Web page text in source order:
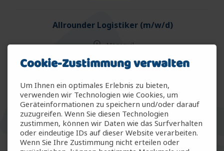
Allrounder Logistiker (m/w/d)
Mägenwil
Temp & Fest
Allrounder Gartenbau (m/w/d)
Arbon
Temp & Fest
Cookie-Zustimmung verwalten
Um Ihnen ein optimales Erlebnis zu bieten,
verwenden wir Technologien wie Cookies, um
Geräteinformationen zu speichern und/oder darauf
zuzugreifen. Wenn Sie diesen Technologien
zustimmen, können wir Daten wie das Surfverhalten
oder eindeutige IDs auf dieser Website verarbeiten.
Wenn Sie Ihre Zustimmung nicht erteilen oder